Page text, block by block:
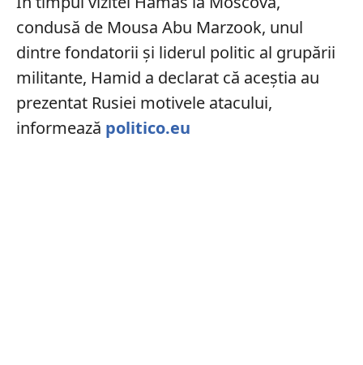
condusă de Mousa Abu Marzook, unul
dintre fondatorii și liderul politic al grupării
militante, Hamid a declarat că aceștia au
prezentat Rusiei motivele atacului,
informează politico.eu